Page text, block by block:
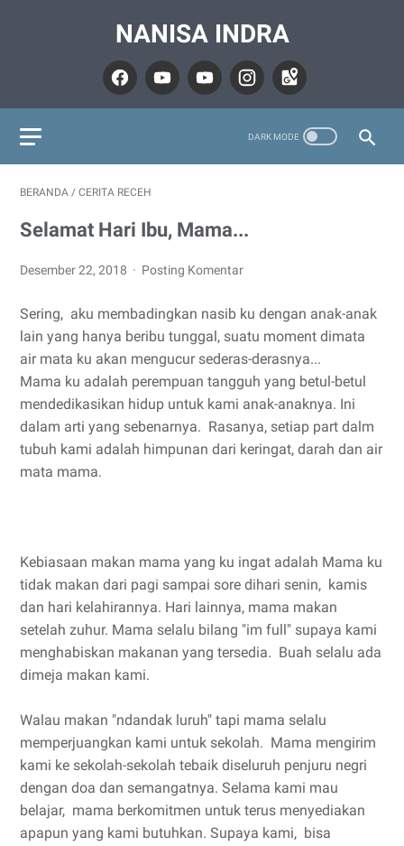
NANISA INDRA
BERANDA / CERITA RECEH
Selamat Hari Ibu, Mama...
Desember 22, 2018 Posting Komentar
Sering, aku membadingkan nasib ku dengan anak-anak
lain yang hanya beribu tunggal, suatu moment dimata
air mata ku akan mengucur sederas-derasnya...
Mama ku adalah perempuan tangguh yang betul-betul
mendedikasikan hidup untuk kami anak-anaknya. Ini
dalam arti yang sebenarnya. Rasanya, setiap part dalm
tubuh kami adalah himpunan dari keringat, darah dan air
mata mama.
Kebiasaan makan mama yang ku ingat adalah Mama ku
tidak makan dari pagi sampai sore dihari senin, kamis
dan hari kelahirannya. Hari lainnya, mama makan
setelah zuhur. Mama selalu bilang "im full" supaya kami
menghabiskan makanan yang tersedia. Buah selalu ada
dimeja makan kami.
Walau makan "ndandak luruh" tapi mama selalu
memperjuangkan kami untuk sekolah. Mama mengirim
kami ke sekolah-sekolah tebaik diseluruh penjuru negri
dengan doa dan semangatnya. Selama kami mau
belajar, mama berkomitmen untuk terus menyediakan
apapun yang kami butuhkan. Supaya kami, bisa